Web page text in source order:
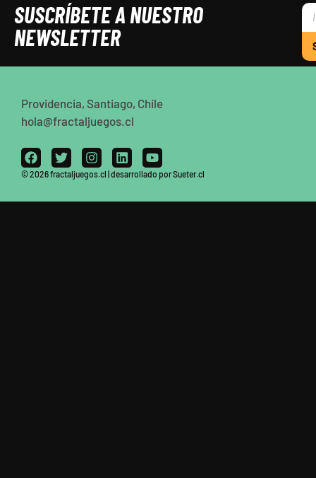
SUSCRÍBETE A NUESTRO
NEWSLETTER
Providencia, Santiago, Chile
hola@fractaljuegos.cl
© 2026 fractaljuegos.cl | desarrollado por Sueter.cl